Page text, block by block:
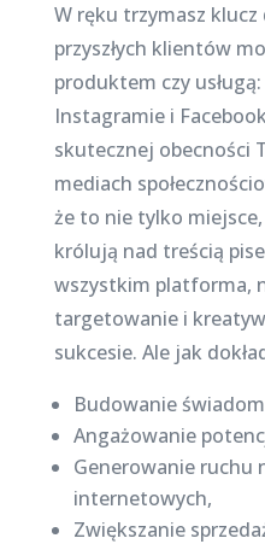
W ręku trzymasz
przyszłych klientów
produktem czy
Instagramie i
skutecznej obecności
mediach
że to nie tylko
królują nad treścią
wszystkim platforma,
targetowanie i
sukcesie. Ale jak
Budowanie
Angażowanie
Generowanie ruchu
internetowych,
Zwiększanie